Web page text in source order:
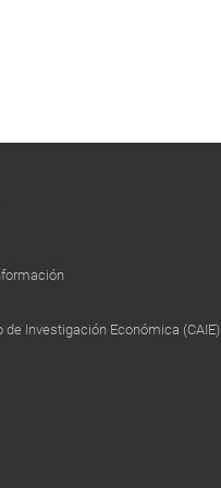
Investigación Económica (CAIE)